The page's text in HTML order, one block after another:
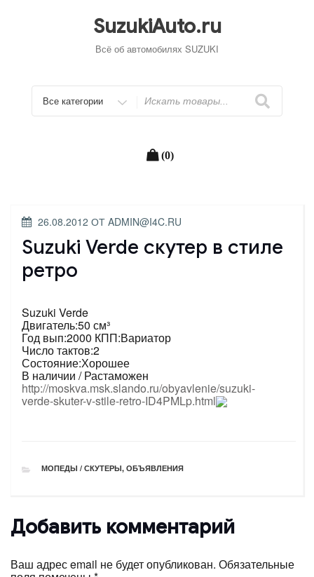
SuzukiAuto.ru
Всё об автомобилях SUZUKI
Искать
(0)
ОПУБЛИКОВАНО
26.08.2012 ОТ ADMIN@I4C.RU
Suzuki Verde скутер в стиле
ретро
Suzuki Verde
Двигатель:50 см³
Год вып:2000 КПП:Вариатор
Число тактов:2
Состояние:Хорошее
В наличии / Растаможен
http://moskva.msk.slando.ru/obyavlenie/suzuki-
verde-skuter-v-stile-retro-ID4PMLp.html
РУБРИКИ
МОПЕДЫ / СКУТЕРЫ, ОБЪЯВЛЕНИЯ
Добавить комментарий
Ваш адрес email не будет опубликован. Обязательные